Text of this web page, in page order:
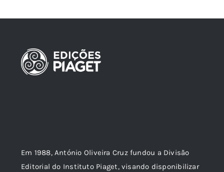
Em 1988, António Oliveira Cruz fundou a Divisão
Editorial do Instituto Piaget, visando disponibilizar